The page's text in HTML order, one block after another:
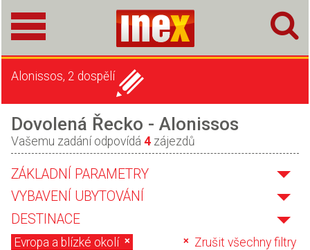
Alonissos, 2 dospělí
Dovolená Řecko - Alonissos
Vašemu zadání odpovídá4 zájezdů
ZÁKLADNÍ PARAMETRY
VYBAVENÍ UBYTOVÁNÍ
DESTINACE
Zrušit všechny filtry
Evropa a blízké okolí